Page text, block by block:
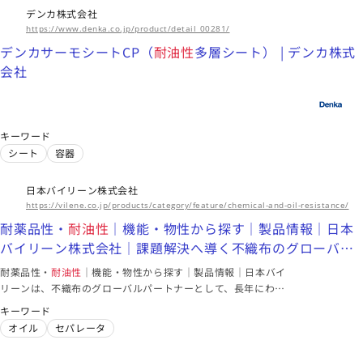
® | 製品・ソリューション | artience
ガスケット シート
海外拠点
アジア、北米、ヨーロッパ、中南米
東京都
三井化学株式会社
食品包装材料 | PFAS ソリューションポータル | 三井化学株式
会社
高機能水系コーティング材によるサステナブル包装への貢献｜
ケミパール®/ユニストール®｜三井化学
特性｜ケミパール®/ユニストール®｜三井化学
電解液 薄膜 繊維
海外拠点
東アジア、東南アジア、南アジア、北米、欧州、中南米
デンカ株式会社
https://www.denka.co.jp/product/detail_00281/
デンカサーモシートCP（耐油性多層シート） | デンカ株式
会社
キーワード
シート
容器
日本バイリーン株式会社
https://vilene.co.jp/products/category/feature/chemical-and-oil-resistance/
耐薬品性・ 耐油性 ｜機能・物性から探す｜製品情報｜日本
バイリーン株式会社｜課題解決へ導く不織布のグローバル
パートナー
耐薬品性・ 耐油性 ｜機能・物性から探す｜製品情報｜日本バイ
リーンは、不織布のグローバルパートナーとして、長年にわた
り積み重ねた技術で課題解決に貢献。高機能・高品質な不織布
ソリューションで快適な未来を支えます。
キーワード
オイル
セパレータ